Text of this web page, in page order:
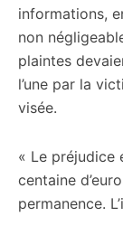
informations,
non
plaintes
l’une par la
visée.
« Le préjudice
centaine
permanence.